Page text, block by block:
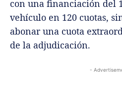
con una financiación del
vehículo en 120 cuotas,
abonar una cuota
de la adjudicación.
-